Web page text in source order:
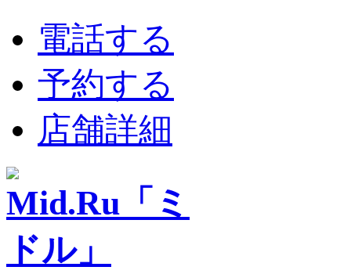
電話する
予約する
店舗詳細